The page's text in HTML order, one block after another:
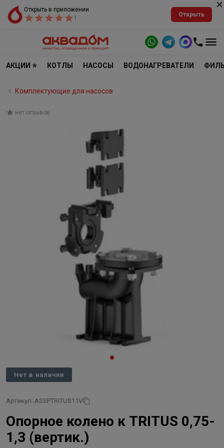
Открыть в приложении
1
Открыть
АКЦИИ ⭐ КОТЛЫ НАСОСЫ ВОДОНАГРЕВАТЕЛИ
Комплектующие для насосов
нет отзывов
Нет в наличии
Артикул: ASSPTRITUS11V
Опорное колено к TRITUS 0,75-
1,3 (вертик.)